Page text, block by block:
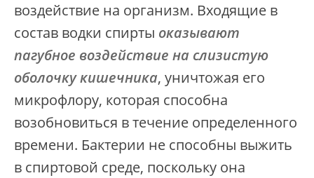
воздействие на организм. Входящие в
состав водки спирты оказывают
пагубное воздействие на слизистую
оболочку кишечника, уничтожая его
микрофлору, которая способна
возобновиться в течение определенного
времени. Бактерии не способны выжить
в спиртовой среде, поскольку она